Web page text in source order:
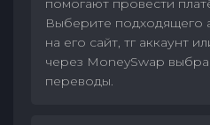
помогают провести
Выберите подходящего
на его сайт, тг аккаунт
через MoneySwap
переводы.